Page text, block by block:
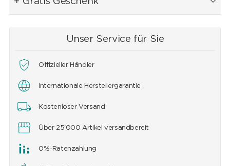
Unser Service für Sie
Offizieller Händler
Internationale Herstellergarantie
Kostenloser Versand
Über 25'000 Artikel versandbereit
0%-Ratenzahlung